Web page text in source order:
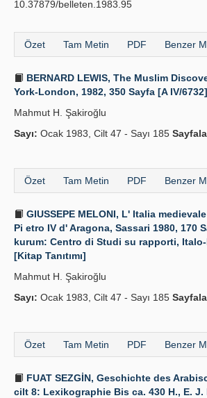
10.37879/belleten.1983.95
Özet Tam Metin PDF Benzer
BERNARD LEWIS, The Muslim
York-London, 1982, 350 Sayfa [A IV/
Mahmut H. Şakiroğlu
Sayı: Ocak 1983, Cilt 47 - Sayı 185
Özet Tam Metin PDF Benzer
GIUSSEPE MELONI, L' Italia
Pi etro IV d' Aragona, Sassari 1980, 170
kurum: Centro di Studi su rapporti,
[Kitap Tanıtımı]
Mahmut H. Şakiroğlu
Sayı: Ocak 1983, Cilt 47 - Sayı 185
Özet Tam Metin PDF Benzer
FUAT SEZGİN, Geschichte des
cilt 8: Lexikographie Bis ca. 430 H., E. J.